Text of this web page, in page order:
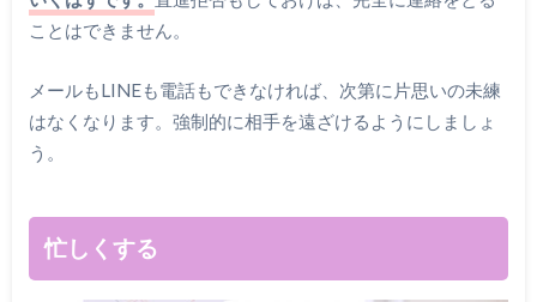
ことはできません。
メールもLINEも電話もできなければ、次第に片思いの未練
はなくなります。強制的に相手を遠ざけるようにしましょ
う。
忙しくする